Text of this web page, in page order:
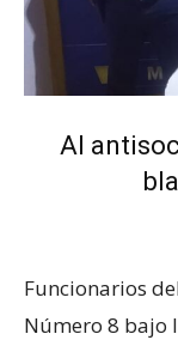
Al
Funcionarios
Número 8 bajo